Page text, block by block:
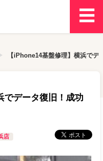
【iPhone14基盤修理】横浜で
でデータ復旧！成功
店